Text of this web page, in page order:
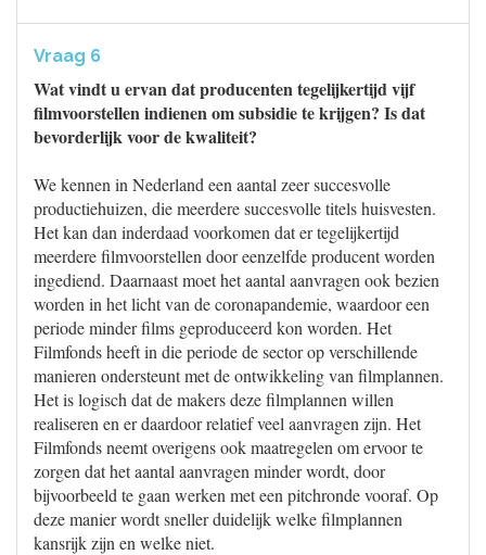
Vraag 6
Wat vindt u ervan dat producenten tegelijkertijd vijf
filmvoorstellen indienen om subsidie te krijgen? Is dat
bevorderlijk voor de kwaliteit?
We kennen in Nederland een aantal zeer succesvolle
productiehuizen, die meerdere succesvolle titels huisvesten.
Het kan dan inderdaad voorkomen dat er tegelijkertijd
meerdere filmvoorstellen door eenzelfde producent worden
ingediend. Daarnaast moet het aantal aanvragen ook bezien
worden in het licht van de coronapandemie, waardoor een
periode minder films geproduceerd kon worden. Het
Filmfonds heeft in die periode de sector op verschillende
manieren ondersteunt met de ontwikkeling van filmplannen.
Het is logisch dat de makers deze filmplannen willen
realiseren en er daardoor relatief veel aanvragen zijn. Het
Filmfonds neemt overigens ook maatregelen om ervoor te
zorgen dat het aantal aanvragen minder wordt, door
bijvoorbeeld te gaan werken met een pitchronde vooraf. Op
deze manier wordt sneller duidelijk welke filmplannen
kansrijk zijn en welke niet.